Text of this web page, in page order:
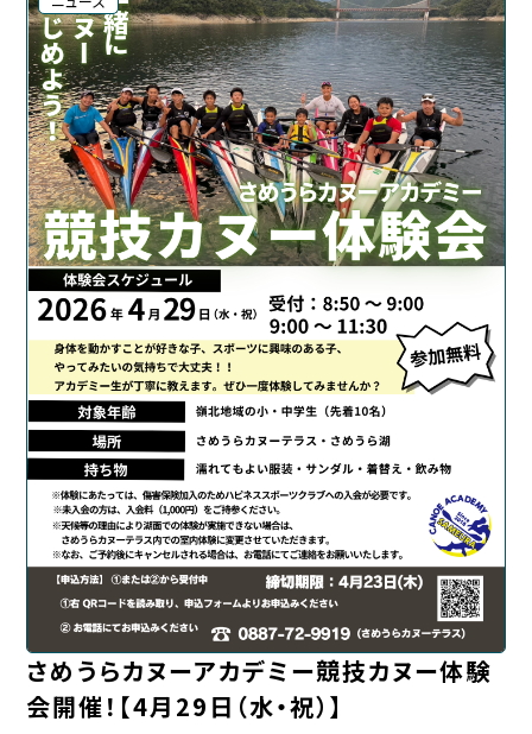
さめうらカヌーアカデミー競技カヌー体験
会開催！【4月29日（水・祝）】